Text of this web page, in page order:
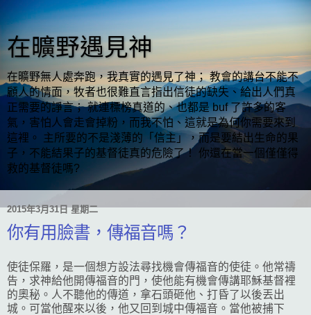
在曠野遇見神
在曠野無人處奔跑，我真實的遇見了神； 教會的講台不能不
顧人的情面，牧者也很難直言指出信徒的缺失、給出人們真
正需要的諍言； 就連標榜真道的、也都是 buf 了許多的客
氣，害怕人會走會掉粉，而我不怕、這就是為何你需要來到
這裡。 主所要的不是淺薄的「信主」，而是要結出生命的果
子，不能結果子的基督徒真的危險了！ 你還在當一個僅僅得
救的基督徒嗎?
2015年3月31日 星期二
你有用臉書，傳福音嗎？
使徒保羅，是一個想方設法尋找機會傳福音的使徒。他常禱
告，求神給他開傳福音的門，使他能有機會傳講耶穌基督裡
的奧秘。人不聽他的傳道，拿石頭砸他、打昏了以後丟出
城。可當他醒來以後，他又回到城中傳福音。當他被捕下